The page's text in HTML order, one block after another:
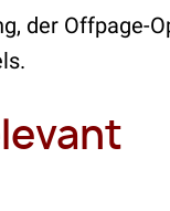
der Offpage-